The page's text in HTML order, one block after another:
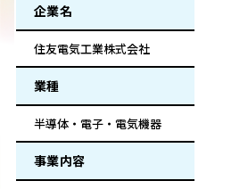
企業名
住友電気工業株式会社
業種
半導体・電子・電気機器
事業内容